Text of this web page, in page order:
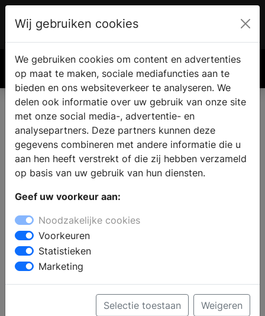
€ 0.00
Wij gebruiken cookies
We gebruiken cookies om content en advertenties
op maat te maken, sociale mediafuncties aan te
bieden en ons websiteverkeer te analyseren. We
delen ook informatie over uw gebruik van onze site
met onze social media-, advertentie- en
analysepartners. Deze partners kunnen deze
gegevens combineren met andere informatie die u
aan hen heeft verstrekt of die zij hebben verzameld
op basis van uw gebruik van hun diensten.
Geef uw voorkeur aan:
Noodzakelijke cookies
Voorkeuren
Statistieken
Marketing
Selectie toestaan Weigeren